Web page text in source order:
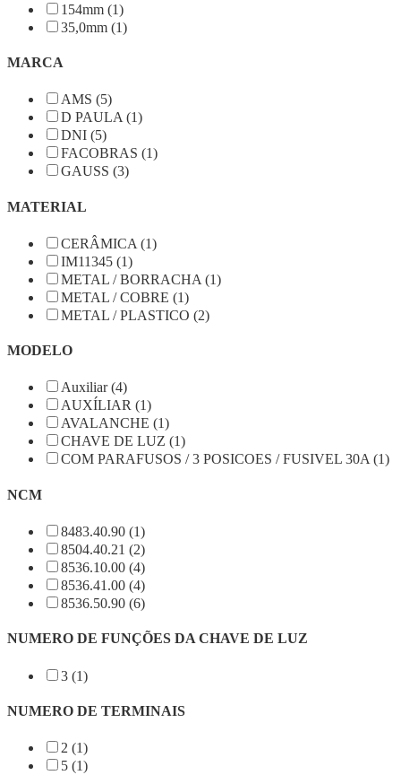
154mm (1)
35,0mm (1)
MARCA
AMS (5)
D PAULA (1)
DNI (5)
FACOBRAS (1)
GAUSS (3)
MATERIAL
CERÂMICA (1)
IM11345 (1)
METAL / BORRACHA (1)
METAL / COBRE (1)
METAL / PLASTICO (2)
MODELO
Auxiliar (4)
AUXÍLIAR (1)
AVALANCHE (1)
CHAVE DE LUZ (1)
COM PARAFUSOS / 3 POSICOES / FUSIVEL 30A (1)
NCM
8483.40.90 (1)
8504.40.21 (2)
8536.10.00 (4)
8536.41.00 (4)
8536.50.90 (6)
NUMERO DE FUNÇÕES DA CHAVE DE LUZ
3 (1)
NUMERO DE TERMINAIS
2 (1)
5 (1)